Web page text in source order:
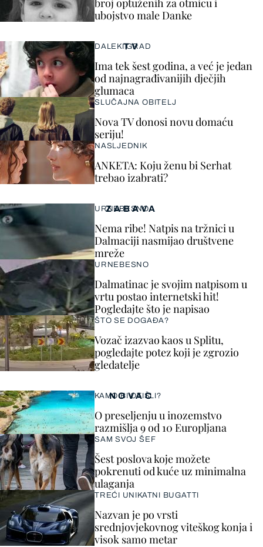
broj optuženih za otmicu i
ubojstvo male Danke
ZABAVA
URNEBESNO
Nema ribe! Natpis na tržnici u
Dalmaciji nasmijao društvene
mreže
URNEBESNO
Dalmatinac je svojim natpisom u
vrtu postao internetski hit!
Pogledajte što je napisao
ŠTO SE DOGAĐA?
Vozač izazvao kaos u Splitu,
pogledajte potez koji je zgrozio
gledatelje
TV
DALEKI GRAD
Ima tek šest godina, a već je jedan
od najnagrađivanijih dječjih
glumaca
SLUČAJNA OBITELJ
Nova TV donosi novu domaću
seriju!
NASLJEDNIK
ANKETA: Koju ženu bi Serhat
trebao izabrati?
NOVAC
KAMO BI OTIŠLI?
O preseljenju u inozemstvo
razmišlja 9 od 10 Europljana
SAM SVOJ ŠEF
Šest poslova koje možete
pokrenuti od kuće uz minimalna
ulaganja
TREĆI UNIKATNI BUGATTI
Nazvan je po vrsti
srednjovjekovnog viteškog konja i
visok samo metar